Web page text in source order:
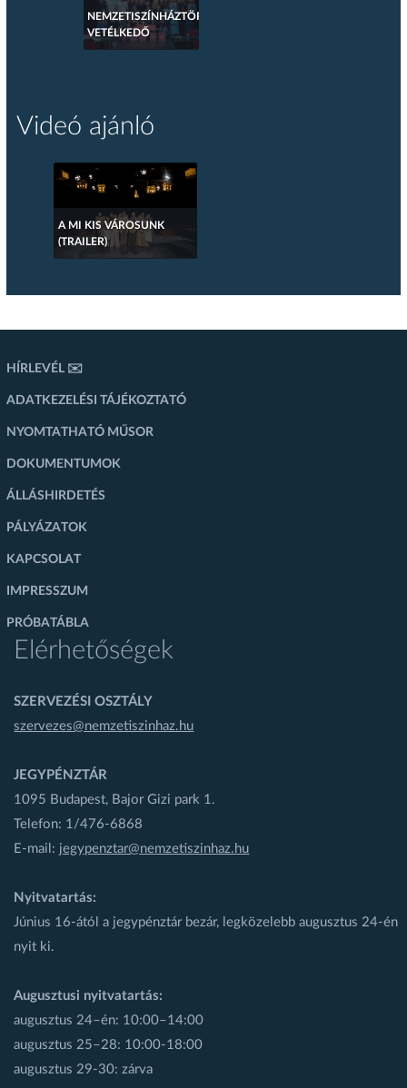
NEMZETISZÍNHÁZTÖRTÉNETI
VETÉLKEDŐ
Videó ajánló
A MI KIS VÁROSUNK
(TRAILER)
HÍRLEVÉL ✉️
ADATKEZELÉSI TÁJÉKOZTATÓ
NYOMTATHATÓ MŰSOR
DOKUMENTUMOK
ÁLLÁSHIRDETÉS
PÁLYÁZATOK
KAPCSOLAT
IMPRESSZUM
PRÓBATÁBLA
Elérhetőségek
SZERVEZÉSI OSZTÁLY
szervezes@nemzetiszinhaz.hu
JEGYPÉNZTÁR
1095 Budapest, Bajor Gizi park 1.
Telefon: 1/476-6868
E-mail: jegypenztar@nemzetiszinhaz.hu
Nyitvatartás:
Június 16-ától a jegypénztár bezár, legközelebb augusztus 24-én
nyit ki.
Augusztusi nyitvatartás:
augusztus 24–én: 10:00–14:00
augusztus 25–28: 10:00-18:00
augusztus 29-30: zárva